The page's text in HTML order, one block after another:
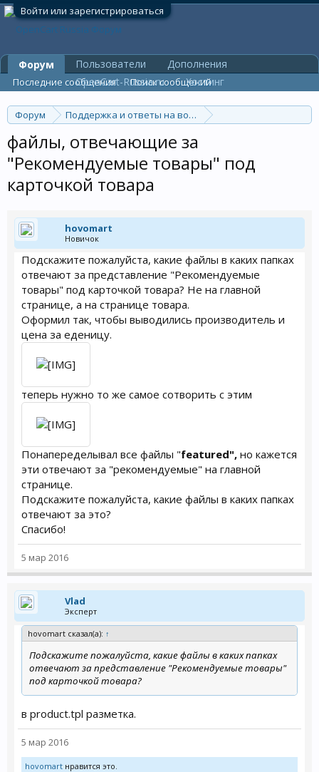
Войти или зарегистрироваться
Форум
Поддержка и ответы на вопросы
файлы, отвечающие за
"Рекомендуемые товары" под
карточкой товара
hovomart
Новичок
Подскажите пожалуйста, какие файлы в каких папках
отвечают за представление "Рекомендуемые
товары" под карточкой товара? Не на главной
странице, а на странице товара.
Оформил так, чтобы выводились производитель и
цена за еденицу.
теперь нужно то же самое сотворить с этим
Понапеределывал все файлы "featured", но кажется
эти отвечают за "рекомендуемые" на главной
странице.
Подскажите пожалуйста, какие файлы в каких папках
отвечают за это?
Спасибо!
5 мар 2016
Vlad
Эксперт
hovomart сказал(а): ↑
Подскажите пожалуйста, какие файлы в каких папках
отвечают за представление "Рекомендуемые товары"
под карточкой товара?
в product.tpl разметка.
5 мар 2016
hovomart нравится это.
Форум
Последние сообщения Поиск сообщений
Пользователи
Дополнения
OpenCart-Russia.ru
Хостинг